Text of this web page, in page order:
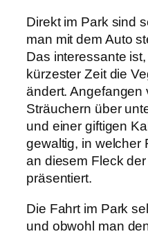
Direkt im Park sind
man mit dem Auto
Das interessante
kürzester Zeit die
ändert. Angefangen
Sträuchern über
und einer giftigen
gewaltig, in welcher
an diesem Fleck
präsentiert.
Die Fahrt im Park
und obwohl man